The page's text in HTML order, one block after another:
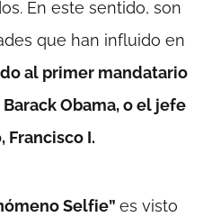
En este sentido, son
que han influido en
al primer mandatario
Obama, o el jefe
Francisco I.
Selfie” es visto